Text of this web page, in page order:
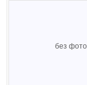
без фото